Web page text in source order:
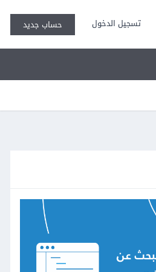
تسجيل الدخول حساب جديد